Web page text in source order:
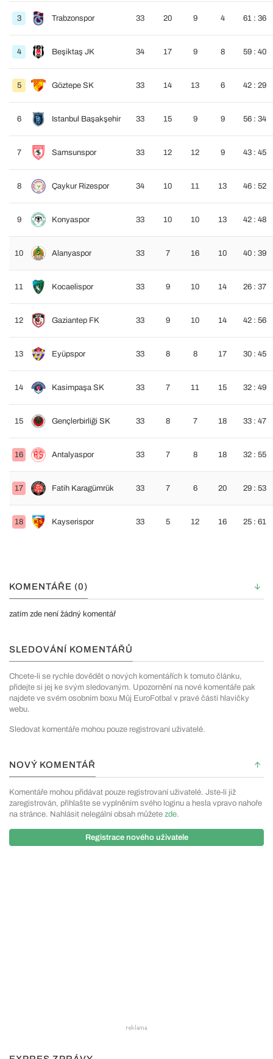
3 Trabzonspor 33 20 9 4 61 : 36
4 Beşiktaş JK 34 17 9 8 59 : 40
5 Göztepe SK 33 14 13 6 42 : 29
6 Istanbul Başakşehir 33 15 9 9 56 : 34
7 Samsunspor 33 12 12 9 43 : 45
8 Çaykur Rizespor 34 10 11 13 46 : 52
9 Konyaspor 33 10 10 13 42 : 48
10 Alanyaspor 33 7 16 10 40 : 39
11 Kocaelispor 33 9 10 14 26 : 37
12 Gaziantep FK 33 9 10 14 42 : 56
13 Eyüpspor 33 8 8 17 30 : 45
14 Kasimpaşa SK 33 7 11 15 32 : 49
15 Gençlerbirliği SK 33 8 7 18 33 : 47
16 Antalyaspor 33 7 8 18 32 : 55
17 Fatih Karagümrük 33 7 6 20 29 : 53
18 Kayserispor 33 5 12 16 25 : 61
KOMENTÁŘE (0)
zatím zde není žádný komentář
SLEDOVÁNÍ KOMENTÁŘŮ
Chcete-li se rychle dovědět o nových komentářích k tomuto článku,
přidejte si jej ke svým sledovaným. Upozornění na nové komentáře pak
najdete ve svém osobním boxu Můj EuroFotbal v pravé části hlavičky
webu.
Sledovat komentáře mohou pouze registrovaní uživatelé.
NOVÝ KOMENTÁŘ
Komentáře mohou přidávat pouze registrovaní uživatelé. Jste-li již
zaregistrován, přihlašte se vyplněním svého loginu a hesla vpravo nahoře
na stránce. Nahlásit nelegální obsah můžete zde.
Registrace nového uživatele